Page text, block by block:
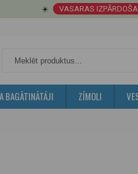
☀️ VASARAS
BAGĀTINĀTĀJI ZĪMOLI